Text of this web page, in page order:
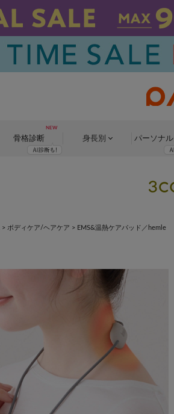
骨格診断 身長別 パーソナル
> ボディケア/ヘアケア > EMS&温熱ケアパッド／hemle